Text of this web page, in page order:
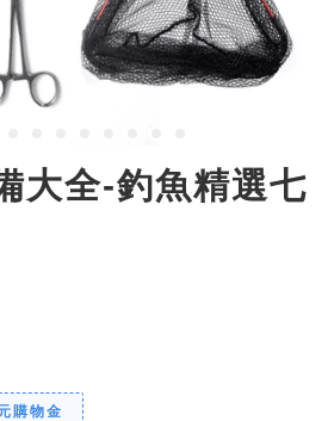
大全-釣魚精選七
購物金